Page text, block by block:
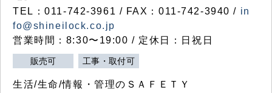
TEL：011-742-3961 / FAX：011-742-3940 / in
fo@shineilock.co.jp
営業時間：8:30〜19:00 / 定休日：日祝日
販売可 工事・取付可
生活/生命/情報・管理のＳＡＦＥＴＹ